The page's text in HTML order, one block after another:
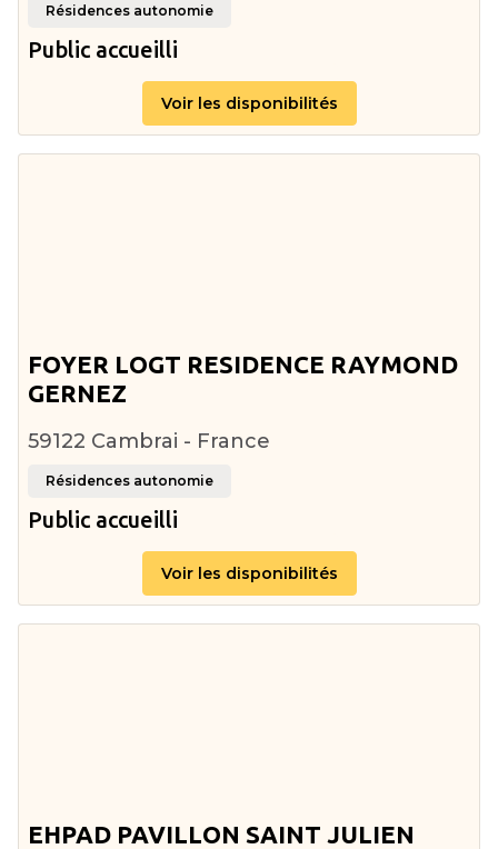
Résidences autonomie
Public accueilli
Voir les disponibilités
FOYER LOGT RESIDENCE RAYMOND
GERNEZ
59122 Cambrai - France
Résidences autonomie
Public accueilli
Voir les disponibilités
EHPAD PAVILLON SAINT JULIEN